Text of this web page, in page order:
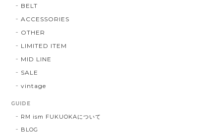
BELT
ACCESSORIES
OTHER
LIMITED ITEM
MID LINE
SALE
vintage
GUIDE
RM ism FUKUOKAについて
BLOG